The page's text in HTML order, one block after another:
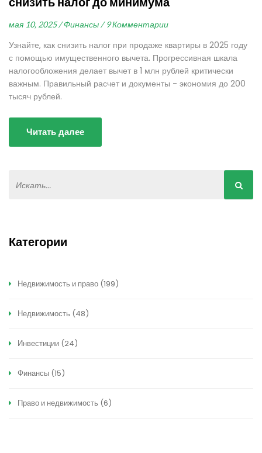
мая 10, 2025 / Финансы / 9 Комментарии
Узнайте, как снизить налог при продаже квартиры в 2025 году
с помощью имущественного вычета. Прогрессивная шкала
налогообложения делает вычет в 1 млн рублей критически
важным. Правильный расчет и документы - экономия до 200
тысяч рублей.
Читать далее
Категории
Недвижимость и право (199)
Недвижимость (48)
Инвестиции (24)
Финансы (15)
Право и недвижимость (6)